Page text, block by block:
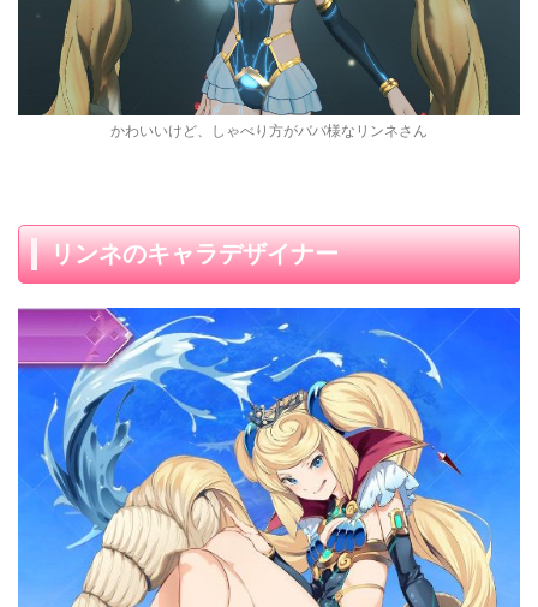
かわいいけど、しゃべり方がババ様なリンネさん
リンネのキャラデザイナー